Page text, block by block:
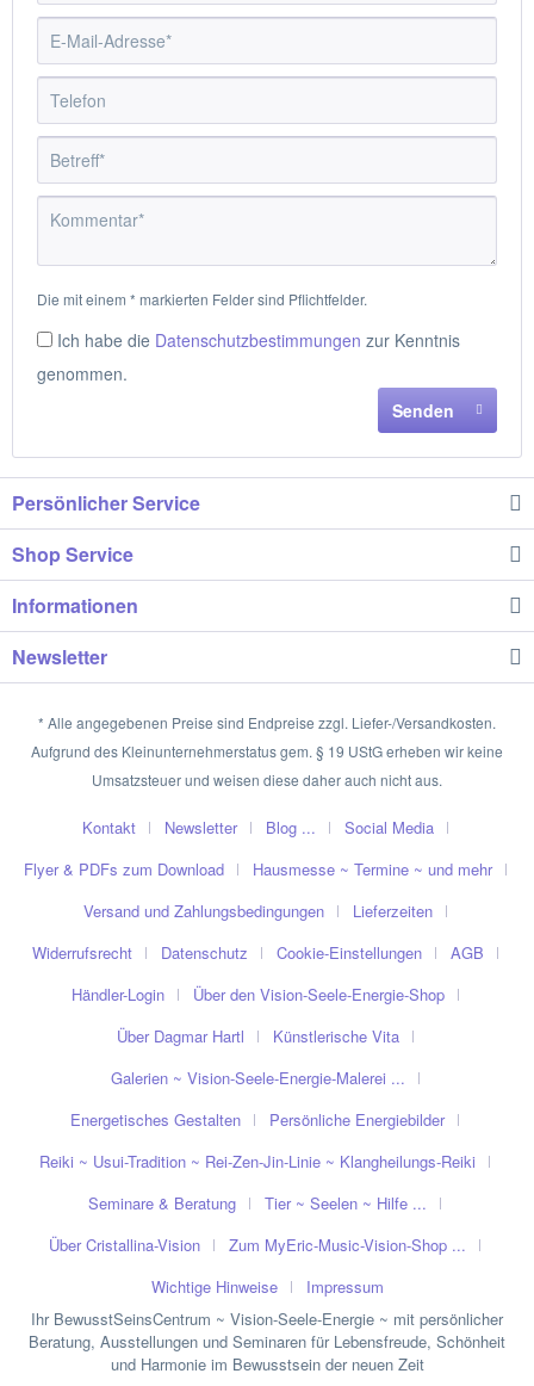
Die mit einem * markierten Felder sind Pflichtfelder.
Ich habe die Datenschutzbestimmungen zur Kenntnis
genommen.
Senden
Persönlicher Service
Shop Service
Informationen
Newsletter
* Alle angegebenen Preise sind Endpreise zzgl. Liefer-/Versandkosten.
Aufgrund des Kleinunternehmerstatus gem. § 19 UStG erheben wir keine
Umsatzsteuer und weisen diese daher auch nicht aus.
Kontakt Newsletter Blog ...
Social Media
Flyer & PDFs zum Download
Hausmesse ~ Termine ~ und mehr
Versand und Zahlungsbedingungen
Lieferzeiten
Widerrufsrecht
Datenschutz Cookie-Einstellungen
AGB
Händler-Login
Über den Vision-Seele-Energie-Shop
Über Dagmar Hartl
Künstlerische Vita
Galerien ~ Vision-Seele-Energie-Malerei ...
Energetisches Gestalten
Persönliche Energiebilder
Reiki ~ Usui-Tradition ~ Rei-Zen-Jin-Linie ~ Klangheilungs-Reiki
Seminare & Beratung
Tier ~ Seelen ~ Hilfe ...
Über Cristallina-Vision
Zum MyEric-Music-Vision-Shop ...
Wichtige Hinweise
Impressum
Ihr BewusstSeinsCentrum ~ Vision-Seele-Energie ~ mit persönlicher
Beratung, Ausstellungen und Seminaren für Lebensfreude, Schönheit
und Harmonie im Bewusstsein der neuen Zeit